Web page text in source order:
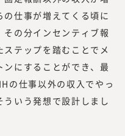
仕事が増えてくる頃に
の分インセンティブ報
テップを踏むことでメ
にすることができ、最
の仕事以外の収入でやっ
いう発想で設計しまし